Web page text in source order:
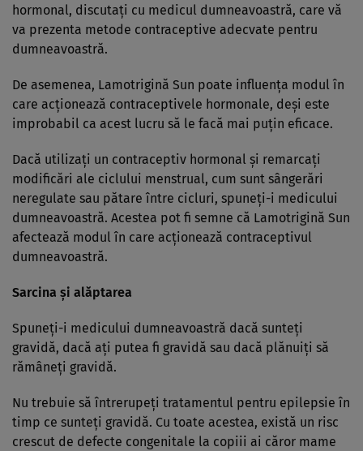
hormonal, discutaţi cu medicul dumneavoastră, care vă
va prezenta metode contraceptive adecvate pentru
dumneavoastră.
De asemenea, Lamotrigină Sun poate influenţa modul în
care acţionează contraceptivele hormonale, deşi este
improbabil ca acest lucru să le facă mai puţin eficace.
Dacă utilizaţi un contraceptiv hormonal şi remarcaţi
modificări ale ciclului menstrual, cum sunt sângerări
neregulate sau pătare între cicluri, spuneţi-i medicului
dumneavoastră. Acestea pot fi semne că Lamotrigină Sun
afectează modul în care acţionează contraceptivul
dumneavoastră.
Sarcina şi alăptarea
Spuneţi-i medicului dumneavoastră dacă sunteţi
gravidă, dacă aţi putea fi gravidă sau dacă plănuiţi să
rămâneţi gravidă.
Nu trebuie să întrerupeţi tratamentul pentru epilepsie în
timp ce sunteţi gravidă. Cu toate acestea, există un risc
crescut de defecte congenitale la copiii ai căror mame